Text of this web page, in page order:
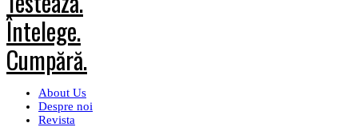
About Us
Despre noi
Revista